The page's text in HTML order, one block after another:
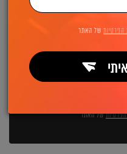
של האתר
הפרטיותשל האתר